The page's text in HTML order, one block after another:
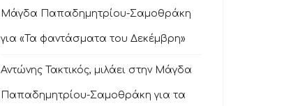
Μάγδα Παπαδημητρίου-Σαμοθράκη
για «Τα φαντάσματα του Δεκέμβρη»
Αντώνης Τακτικός, μιλάει στην Μάγδα
Παπαδημητρίου-Σαμοθράκη για τα